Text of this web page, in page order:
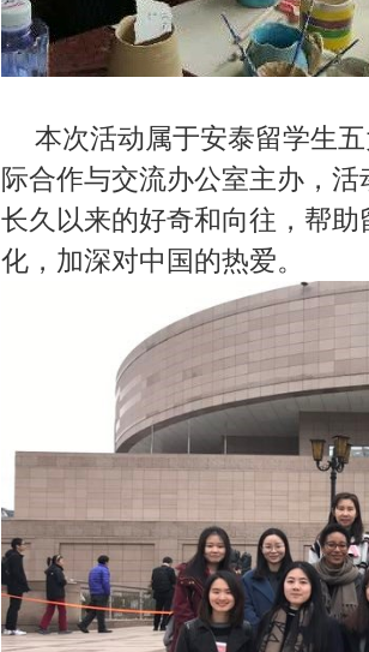
本次活动属于安泰留学生
际合作与交流办公室主办，
长久以来的好奇和向往，帮
化，加深对中国的热爱。